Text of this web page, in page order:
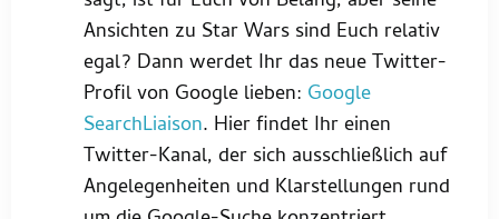
Ansichten zu Star Wars sind Euch relativ
egal? Dann werdet Ihr das neue Twitter-
Profil von Google lieben: Google
SearchLiaison. Hier findet Ihr einen
Twitter-Kanal, der sich ausschließlich auf
Angelegenheiten und Klarstellungen rund